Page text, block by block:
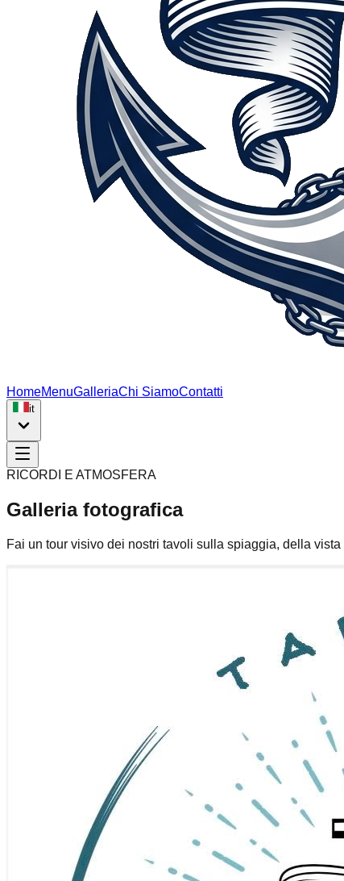
HomeMenuGalleriaChi SiamoContatti
it
RICORDI E ATMOSFERA
Galleria fotografica
Fai un tour visivo dei nostri tavoli sulla spiaggia, della